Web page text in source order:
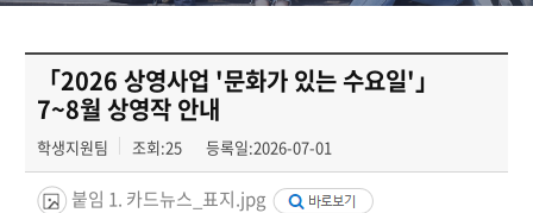
「2026 상영사업 '문화가 있는 수요일'」
7~8월 상영작 안내
학생지원팀 조회:25 등록일:2026-07-01
붙임 1. 카드뉴스_표지.jpg